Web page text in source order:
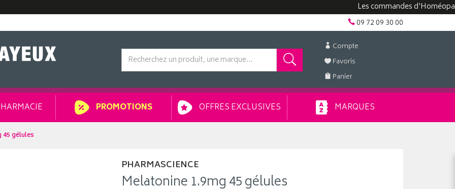
Les commandes d'Homéopathie
09 72 09 30 00
Compte
Favoris
Panier
PROMOTIONS OFFRES EXCLUSIVES MARQUES
45 gélules
PHARMASCIENCE
Melatonine 1.9mg 45 gélules